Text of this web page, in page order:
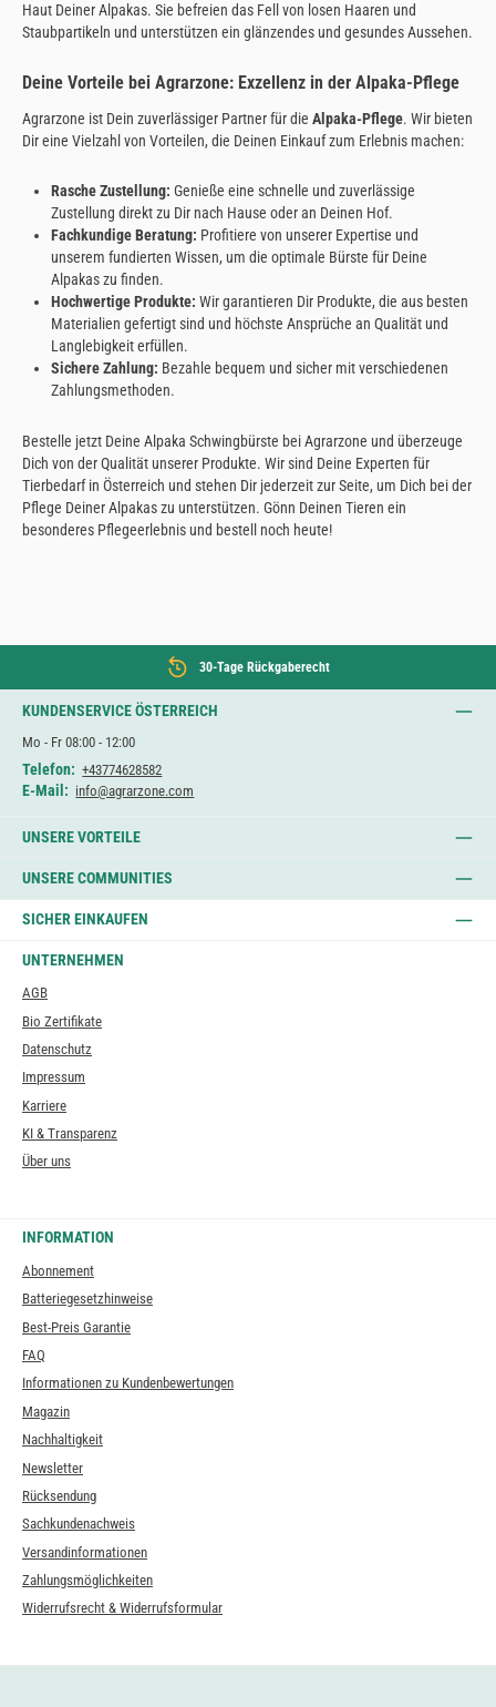
Haut Deiner Alpakas. Sie befreien das Fell von losen Haaren und
Staubpartikeln und unterstützen ein glänzendes und gesundes Aussehen.
Deine Vorteile bei Agrarzone: Exzellenz in der Alpaka-Pflege
Agrarzone ist Dein zuverlässiger Partner für die Alpaka-Pflege. Wir bieten
Dir eine Vielzahl von Vorteilen, die Deinen Einkauf zum Erlebnis machen:
Rasche Zustellung: Genieße eine schnelle und zuverlässige
Zustellung direkt zu Dir nach Hause oder an Deinen Hof.
Fachkundige Beratung: Profitiere von unserer Expertise und
unserem fundierten Wissen, um die optimale Bürste für Deine
Alpakas zu finden.
Hochwertige Produkte: Wir garantieren Dir Produkte, die aus besten
Materialien gefertigt sind und höchste Ansprüche an Qualität und
Langlebigkeit erfüllen.
Sichere Zahlung: Bezahle bequem und sicher mit verschiedenen
Zahlungsmethoden.
Bestelle jetzt Deine Alpaka Schwingbürste bei Agrarzone und überzeuge
Dich von der Qualität unserer Produkte. Wir sind Deine Experten für
Tierbedarf in Österreich und stehen Dir jederzeit zur Seite, um Dich bei der
Pflege Deiner Alpakas zu unterstützen. Gönn Deinen Tieren ein
besonderes Pflegeerlebnis und bestell noch heute!
30-Tage Rückgaberecht
KUNDENSERVICE ÖSTERREICH
Mo - Fr 08:00 - 12:00
Telefon: +43774628582
E-Mail: info@agrarzone.com
UNSERE VORTEILE
UNSERE COMMUNITIES
SICHER EINKAUFEN
UNTERNEHMEN
AGB
Bio Zertifikate
Datenschutz
Impressum
Karriere
KI & Transparenz
Über uns
INFORMATION
Abonnement
Batteriegesetzhinweise
Best-Preis Garantie
FAQ
Informationen zu Kundenbewertungen
Magazin
Nachhaltigkeit
Newsletter
Rücksendung
Sachkundenachweis
Versandinformationen
Zahlungsmöglichkeiten
Widerrufsrecht & Widerrufsformular